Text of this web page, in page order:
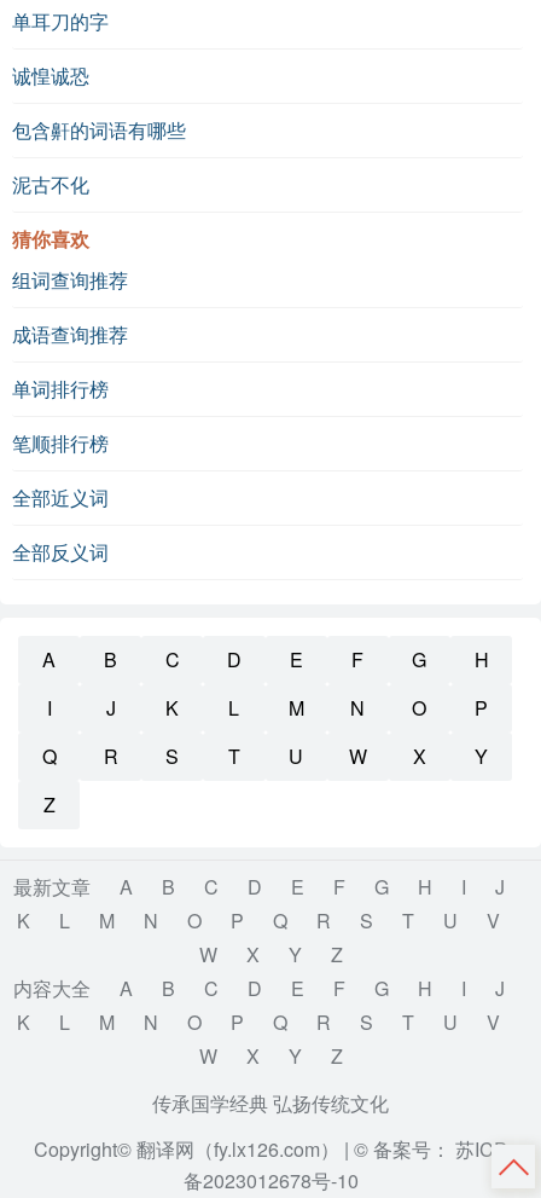
单耳刀的字
诚惶诚恐
包含鼾的词语有哪些
泥古不化
猜你喜欢
组词查询推荐
成语查询推荐
单词排行榜
笔顺排行榜
全部近义词
全部反义词
A B C D E F G
H
I
J K L M N O
P
Q
R S T U W X
Y
Z
最新文章 A B C D E F G H I
J
K
L M N O P Q R S T U
V
W
X Y
Z
内容大全
A B C D E F G H I
J
K
L M N O P Q R S T U
V
W
X Y
Z
传承国学经典 弘扬传统文化
Copyright© 翻译网（fy.lx126.com） | © 备案号： 苏ICP
备2023012678号-10